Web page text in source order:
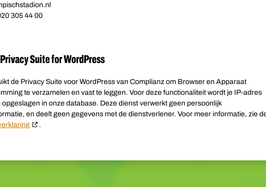
305 44 00
Suite for WordPress
de Privacy Suite voor WordPress van Complianz om Browser en Apparaat
te verzamelen en vast te leggen. Voor deze functionaliteit wordt je IP-adres
in onze database. Deze dienst verwerkt geen persoonlijk
en deelt geen gegevens met de dienstverlener. Voor meer informatie, zie
.